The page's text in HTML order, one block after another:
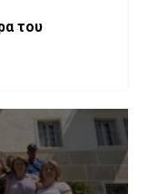
του